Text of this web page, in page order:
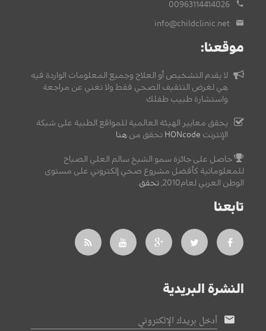
00963114414026
info@childclinic.net
موقعنا:
لا يقدم التشخيص أو العلاج وجميع المعلومات الواردة فيه
هي لغرض التثقيف الصحي فقط ولا تغني عن مراجعة
واستشارة طبيب طفلك.
يحقق معايير الهيئة العالمية للمواقع الطبية على شبكة
الإنترنت HONcode تحقق من هنا
حاصل على جائزة سمو الشيخ سالم العلي الصباح
للمعلوماتية كأفضل مشروع صحي إلكتروني على مستوى
الوطن العربي لعام2010,
تحقق.
تابعنا
النشرة البريدية
أدخل بريدك الإلكتروني